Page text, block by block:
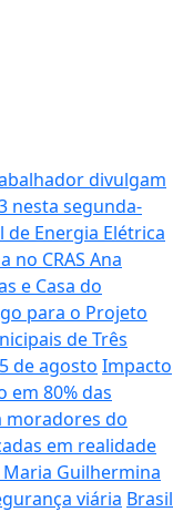
divulgam
nesta segunda-
Energia Elétrica
CRAS Ana
e Casa do
para o Projeto
de Três
de agosto Impacto
em 80% das
moradores do
em realidade
Guilhermina
viária Brasil